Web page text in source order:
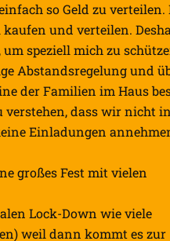
so Geld zu verteilen.
und verteilen.
speziell mich zu
Abstandsregelung und
der Familien im Haus
verstehen, dass wir nicht
Einladungen
großes Fest mit vielen
Lock-Down wie viele
weil dann kommt es zur